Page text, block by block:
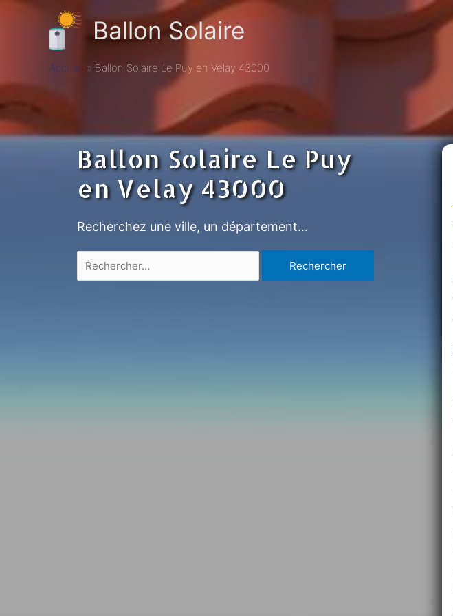
Ballon Solaire
Accueil Ballon Solaire Le Puy en Velay 43000
Ballon Solaire Le Puy
en Velay 43000
Recherchez une ville, un département…